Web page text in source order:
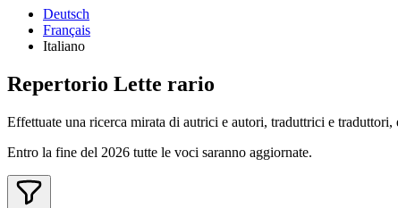
Deutsch
Français
Italiano
Repertorio Lette rario
Effettuate una ricerca mirata di autrici e autori, traduttrici e
Entro la fine del 2026 tutte le voci saranno aggiornate.